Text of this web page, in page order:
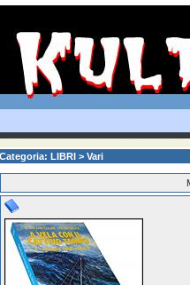
Categoria: LIBRI > Vari